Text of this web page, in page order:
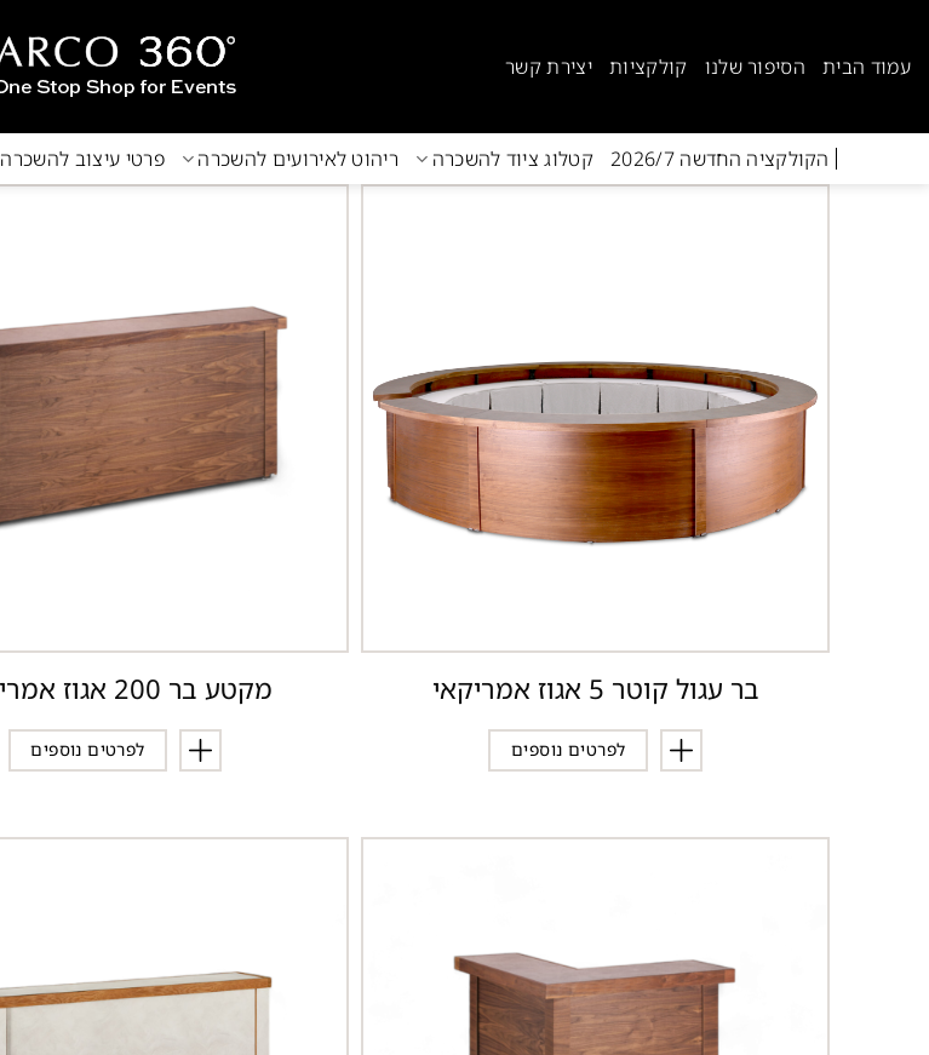
content
עמוד הבית הסיפור שלנו קולקציות יצירת קשר
הקולקציה החדשה 2026/7 קטלוג ציוד להשכרה ריהוט לאירועים להשכרה פרטי עיצוב להשכרה
בר עגול קוטר 5 אגוז אמריקאי
לפרטים נוספים
מקטע בר 200 אגוז אמריקאי
לפרטים נוספים